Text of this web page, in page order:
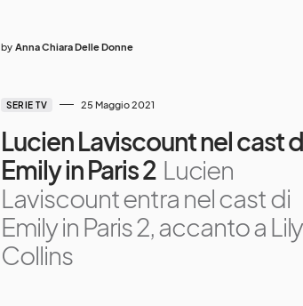
by Anna Chiara Delle Donne
SERIE TV 25 Maggio 2021
Lucien Laviscount nel cast
Emily in Paris 2 Lucien
Laviscount entra nel cast di
Emily in Paris 2, accanto a Lily
Collins